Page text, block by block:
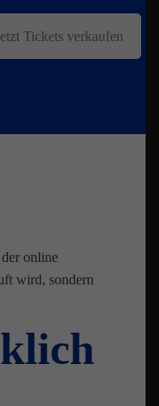
Tickets verkaufen
online
wird, sondern